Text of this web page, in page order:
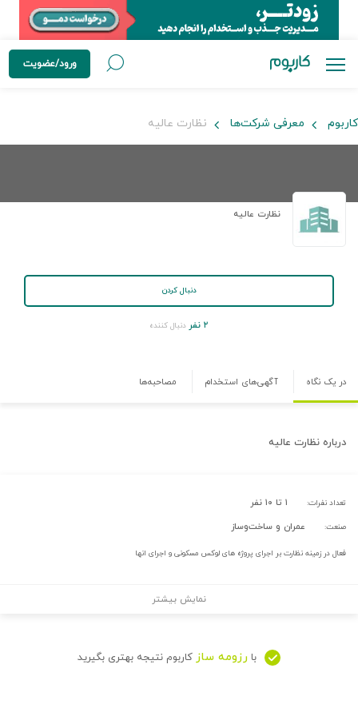
ورود/عضویت
کاربوم معرفی شرکت‌ها نظارت عالیه
نظارت عالیه
دنبال کردن
۲ نفر دنبال کننده
در یک نگاه آگهی‌های استخدام مصاحبه‌ها
درباره نظارت عالیه
تعداد نفرات: ۱ تا ۱۰ نفر
صنعت: عمران و ساخت‌وساز
فعال در زمینه نظارت بر اجرای پروژه های لوکس مسکونی و اجرای انها
نمایش بیشتر
با رزومه ساز کاربوم نتیجه بهتری بگیرید